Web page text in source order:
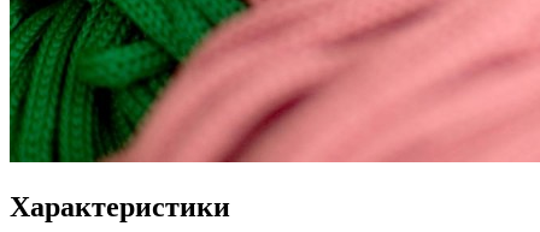
Характеристики